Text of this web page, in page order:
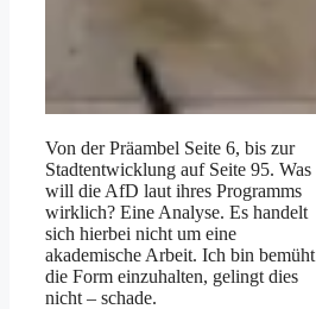
Von der Präambel Seite 6, bis zur
Stadtentwicklung auf Seite 95. Was
will die AfD laut ihres Programms
wirklich? Eine Analyse. Es handelt
sich hierbei nicht um eine
akademische Arbeit. Ich bin bemüht
die Form einzuhalten, gelingt dies
nicht – schade.